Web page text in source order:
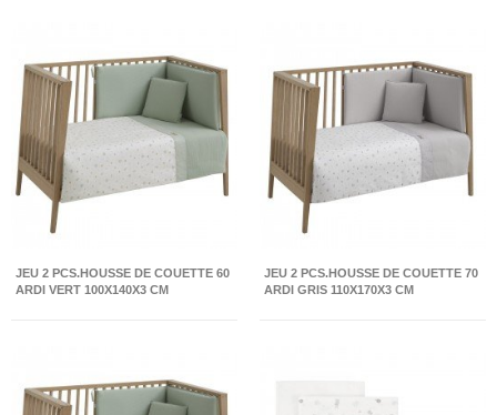
JEU 2 PCS.HOUSSE DE COUETTE 60
ARDI VERT 100X140X3 CM
JEU 2 PCS.HOUSSE DE COUETTE 70
ARDI GRIS 110X170X3 CM